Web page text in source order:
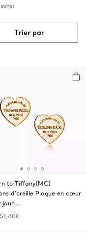
Trier par
to Tiffany(MC)
d’oreille Plaque en cœur
jaun …